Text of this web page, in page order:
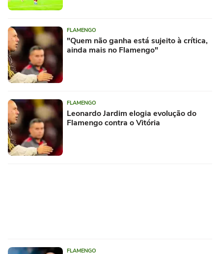
FLAMENGO
"Quem não ganha está sujeito à crítica,
ainda mais no Flamengo"
FLAMENGO
Leonardo Jardim elogia evolução do
Flamengo contra o Vitória
FLAMENGO